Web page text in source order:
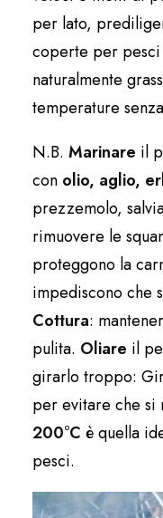
per lato,
coperte per
naturalmente
temperature
N.B. Marinare il
con olio, aglio,
prezzemolo,
rimuovere le
proteggono la
impediscono che
Cottura:
pulita. Oliare il
girarlo troppo:
per evitare che si
200°C è quella
pesci.